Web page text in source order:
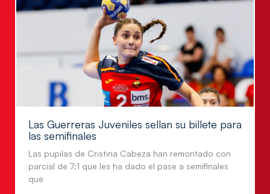
Las Guerreras Juveniles sellan su billete para
las semifinales
Las pupilas de Cristina Cabeza han remontado con
parcial de 7:1 que les ha dado el pase a semifinales
que